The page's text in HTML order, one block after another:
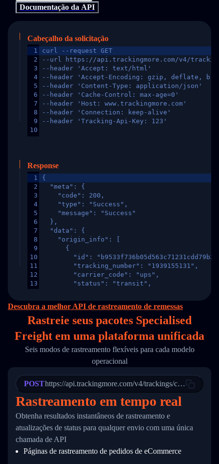
Documentação da API
Cabeçalho da solicitação
1
2
3
4
5
6
7
8
9
10
curl --request GET
--url https://api.trackingmore.com/v4/trackings/
--header 'Accept: text/html'
--header 'Accept-Encoding: gzip, deflate,
--header 'Content-Type: application/json'
--header 'Cache-Control: max-age=0'
--header 'Host: www.trackingmore.com'
--header 'Connection: keep-alive'
--header 'Tracking-Api-Key: 123'
Response
1
2
3
4
5
6
7
8
9
10
11
12
13
16
17
19
20
21
24
26
27
28
29
31
32
{
  "meta": {
    "code": 200,
    "type": "Success",
    "message": "Success"
  },
  "data": {
    "origin_info": [
      {
"id":
        "tracking_number": "1939155131",
        "carrier_code": "ups",
        "status": "transit",
        "itemTimeLength": 2,
        "weblink": "",
        "phone": null,
        "trackinfo": [
          {
            "Date": "2017-03-08 04: 22: 00",
"StatusDescription": "Departed
          },
          {
            "Date": "2017-03-06 15:28:00",
"StatusDescription": "Shipment
"Details": "BEIJING-
          }
      }
    ]
Descubra a melhor API de rastreamento de remessas
Rastreie seus pacotes Specialised
Freight em uma plataforma unificada
Seis modos de rastreamento flexíveis para cada modelo
operacional
POSThttps://api.trackingmore.com/v4/trackings/create
Rastreamento em tempo real
Obtenha resultados instantâneos de rastreamento e
atualizações de status para qualquer envio com uma única
chamada de API
Páginas de rastreamento de pedidos de eCommerce